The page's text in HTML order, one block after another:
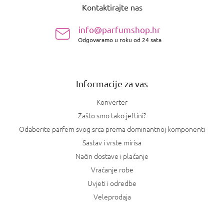
Kontaktirajte nas
info@parfumshop.hr
Odgovaramo u roku od 24 sata
Informacije za vas
Konverter
Zašto smo tako jeftini?
Odaberite parfem svog srca prema dominantnoj komponenti
Sastav i vrste mirisa
Način dostave i plaćanje
Vraćanje robe
Uvjeti i odredbe
Veleprodaja